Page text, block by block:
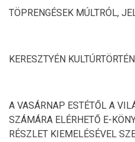
TÖPRENGÉSEK MÚLTRÓL,
KERESZTYÉN
A VASÁRNAP ESTÉTŐL A
SZÁMÁRA ELÉRHETŐ E-
RÉSZLET KIEMELÉSÉVEL